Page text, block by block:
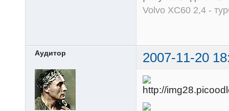
Volvo XC60 2,4 -
Аудитор 2007-11-20